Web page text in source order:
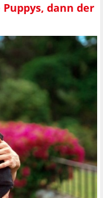
dann der